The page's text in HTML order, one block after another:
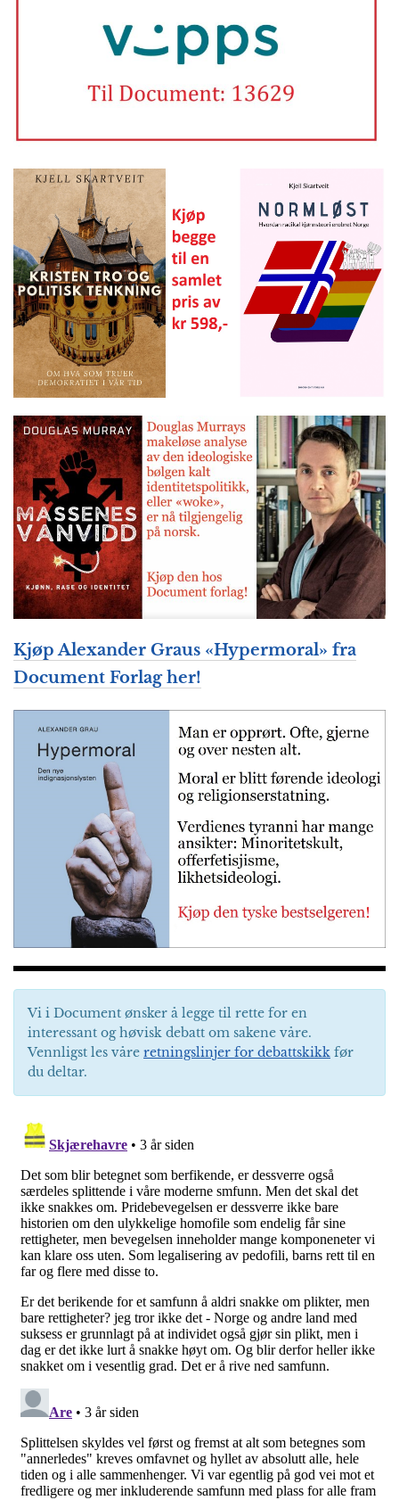
Kjøp Alexander Graus «Hypermoral» fra
Document Forlag her!
Vi i Document ønsker å legge til rette for en
interessant og høvisk debatt om sakene våre.
Vennligst les våre retningslinjer for debattskikk før
du deltar.